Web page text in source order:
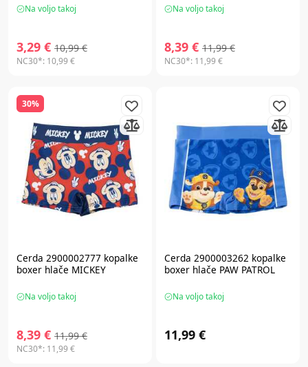
Na voljo takoj
3,29 € 10,99 €
NC30*: 10,99 €
Na voljo takoj
8,39 € 11,99 €
NC30*: 11,99 €
30%
Cerda 2900002777 kopalke
boxer hlače MICKEY
Na voljo takoj
8,39 € 11,99 €
NC30*: 11,99 €
Cerda 2900003262 kopalke
boxer hlače PAW PATROL
Na voljo takoj
11,99 €